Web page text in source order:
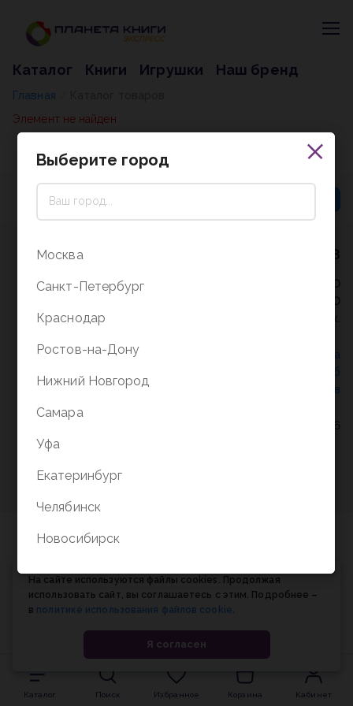
Каталог Книги Игрушки Наш бренд
Главная
Элемент не найден
8 (800) 5000-338
Режим работы - 9:30-20:00
в выходные и праздники - 10:00-19:00
без перерыва и выходных.
Политика конфиденциальности
СОГЛАСИЕ на
Соглашение об
использовании cookie-файлов
© Планета книги, 1998-2026
Каталог Поиск Избранное Корзина Кабинет
На сайте используются файлы cookies. Продолжая
использовать сайт, вы соглашаетесь с этим. Подробнее –
в политике использования файлов cookie.
Я согласен
Выберите город
Москва
Санкт-Петербург
Краснодар
Ростов-на-Дону
Нижний Новгород
Самара
Уфа
Екатеринбург
Челябинск
Новосибирск